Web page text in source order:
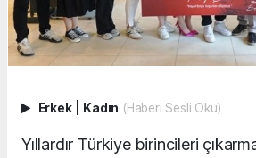
Erkek Kadın (Haberi Sesli Oku)
Yıllardır Türkiye birincileri